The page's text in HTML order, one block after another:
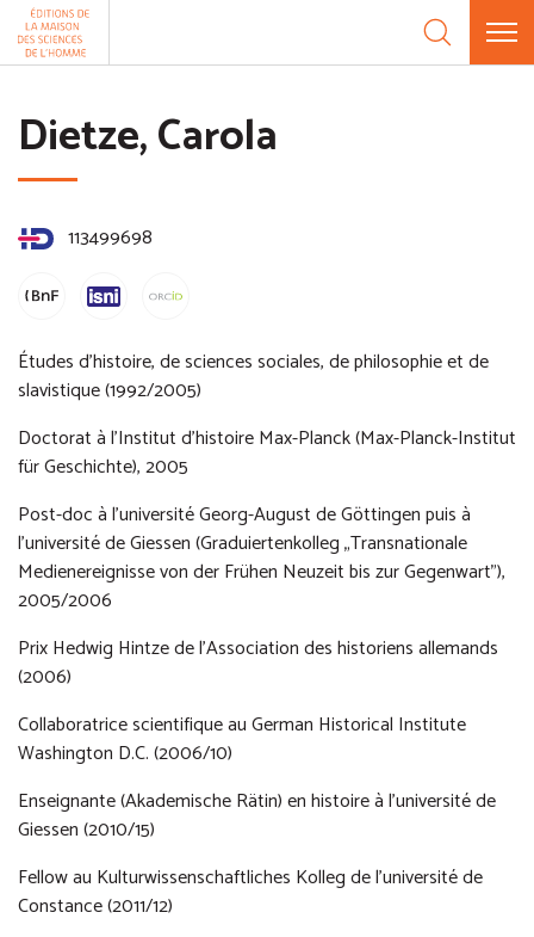
Aller au contenu
Dietze, Carola
113499698
Études d'histoire, de sciences sociales, de philosophie et de
slavistique (1992/2005)
Doctorat à l’Institut d’histoire Max-Planck (Max-Planck-Institut
für Geschichte), 2005
Post-doc à l’université Georg-August de Göttingen puis à
l’université de Giessen (Graduiertenkolleg „Transnationale
Medienereignisse von der Frühen Neuzeit bis zur Gegenwart"),
2005/2006
Prix Hedwig Hintze de l’Association des historiens allemands
(2006)
Collaboratrice scientifique au German Historical Institute
Washington D.C. (2006/10)
Enseignante (Akademische Rätin) en histoire à l’université de
Giessen (2010/15)
Fellow au Kulturwissenschaftliches Kolleg de l’université de
Constance (2011/12)
Panneau de gestion des cookies